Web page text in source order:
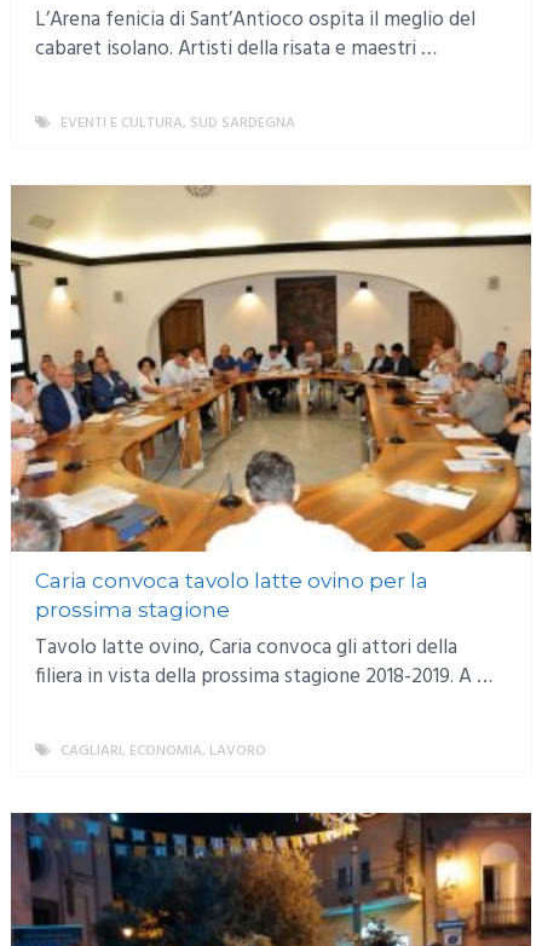
L’Arena fenicia di Sant’Antioco ospita il meglio del
cabaret isolano. Artisti della risata e maestri …
EVENTI E CULTURA, SUD SARDEGNA
Caria convoca tavolo latte ovino per la
prossima stagione
Tavolo latte ovino, Caria convoca gli attori della
filiera in vista della prossima stagione 2018-2019. A …
CAGLIARI, ECONOMIA, LAVORO